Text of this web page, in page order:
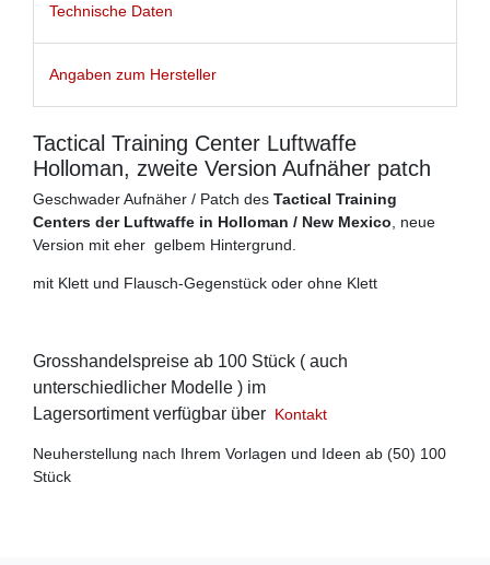
Technische Daten
Angaben zum Hersteller
Tactical Training Center Luftwaffe
Holloman, zweite Version Aufnäher patch
Geschwader Aufnäher / Patch des Tactical Training
Centers der Luftwaffe in Holloman / New Mexico , neue
Version mit eher gelbem Hintergrund.
mit Klett und Flausch-Gegenstück oder ohne Klett
Grosshandelspreise ab 100 Stück ( auch
unterschiedlicher Modelle ) im
Lagersortiment verfügbar über Kontakt
Neuherstellung nach Ihrem Vorlagen und Ideen ab (50) 100
Stück